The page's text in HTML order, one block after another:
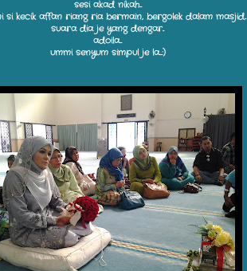
sesi akad nikah...
si kecik affan riang ria bermain, bergolek dalam masjid..
suara dia je yang dengar..
adoila...
ummi senyum simpul je la...:)